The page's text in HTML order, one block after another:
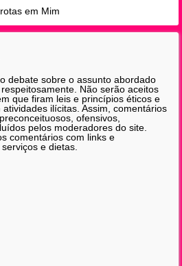
em Mim
debate sobre o assunto abordado
Não serão aceitos
que firam leis e princípios éticos e
ilícitas. Assim, comentários
ofensivos,
pelos moderadores do site.
comentários com links e
e dietas.